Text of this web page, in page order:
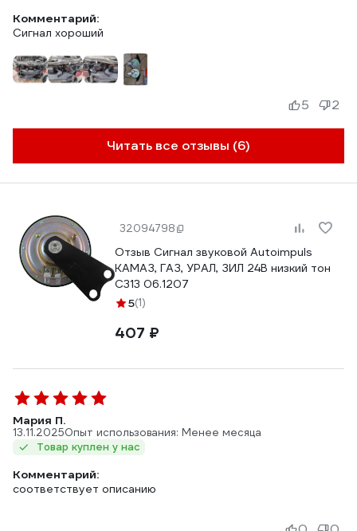
Комментарий:
Сигнал хороший
Читать все отзывы (6)
5 2
32094798
Отзыв Сигнал звуковой Autoimpuls
КАМАЗ, ГАЗ, УРАЛ, ЗИЛ 24В низкий тон
С313 06.1207
5(1)
407 ₽
Мария П.
13.11.2025Опыт использования: Менее месяца
Товар куплен у нас
Комментарий:
соответствует описанию